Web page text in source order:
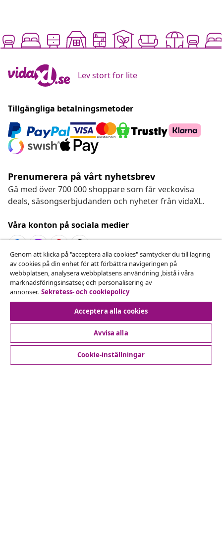
Lev stort for lite
Tillgängliga betalningsmetoder
Prenumerera på vårt nyhetsbrev
Gå med över 700 000 shoppare som får veckovisa
deals, säsongserbjudanden och nyheter från vidaXL.
Våra konton på sociala medier
Avbryta avtalet
Skicka in en begäran om uttag för din beställning.
Avbryta avtalet
Genom att klicka på "acceptera alla cookies" samtycker du till lagring
av cookies på din enhet för att förbättra navigeringen på
webbplatsen, analysera webbplatsens användning ,bistå i våra
marknadsföringsinsatser, och personalisering av
annonser. Sekretess- och cookiepolicy
Acceptera alla cookies
Avvisa alla
Cookie-inställningar